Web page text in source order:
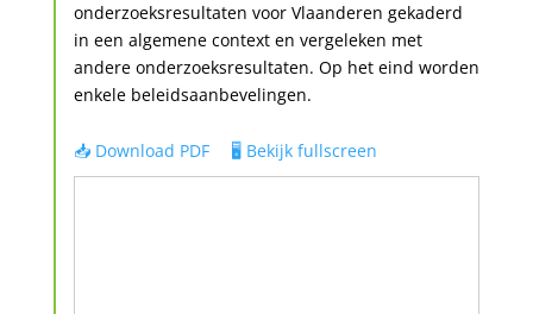
onderzoeksresultaten voor Vlaanderen gekaderd
in een algemene context en vergeleken met
andere onderzoeksresultaten. Op het eind worden
enkele beleidsaanbevelingen.
📥 Download PDF 🖥️ Bekijk fullscreen